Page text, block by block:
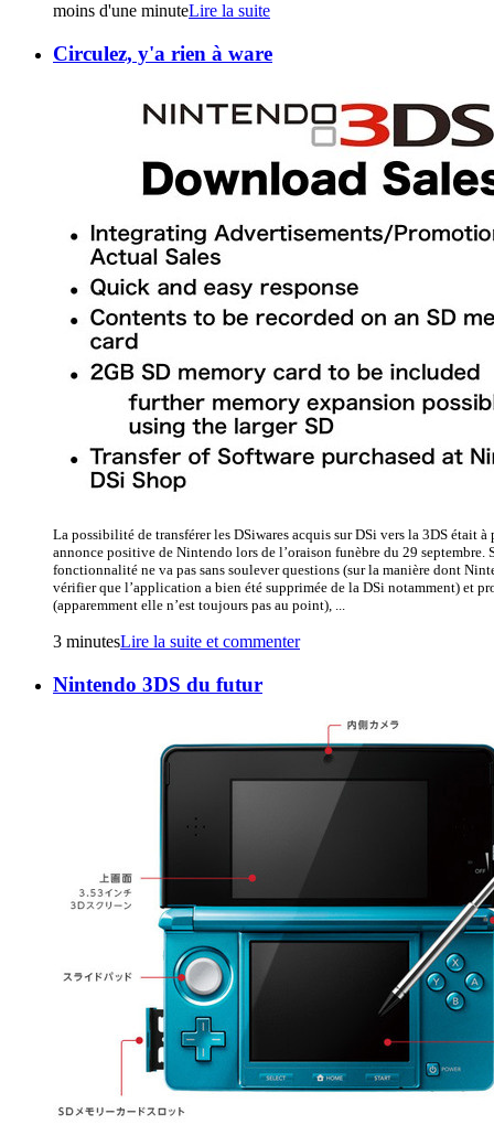
moins d'une minuteLire la suite
Circulez, y'a rien à ware
La possibilité de transférer les DSiwares acquis sur DSi vers la 3DS était à
annonce positive de Nintendo lors de l’oraison funèbre du 29 septembre.
fonctionnalité ne va pas sans soulever questions (sur la manière dont
vérifier que l’application a bien été supprimée de la DSi notamment) et
(apparemment elle n’est toujours pas au point), ...
3 minutesLire la suite et commenter
Nintendo 3DS du futur